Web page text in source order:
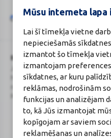
Mūsu interneta lapa
Lai šī tīmekļa vietne
nepieciešamās
izmantot šo tīmekļa
izmantojam
sīkdatnes, ar kuru
reklāmas, nodrošinām
funkcijas un analizējam
to, kā Jūs izmantojat
kopīgojam ar saviem
reklamēšanas un
Google
reCAPTCHA
Šo vietni aizsargā
BENU Aptieka Latvija, SIA
Juridiskā adrese / Faktiskā adrese:
Noliktavu iela 5, Dreiliņi, Stopiņu
novads, LV-2130
Reģistrācijas Nr.: 40003252167